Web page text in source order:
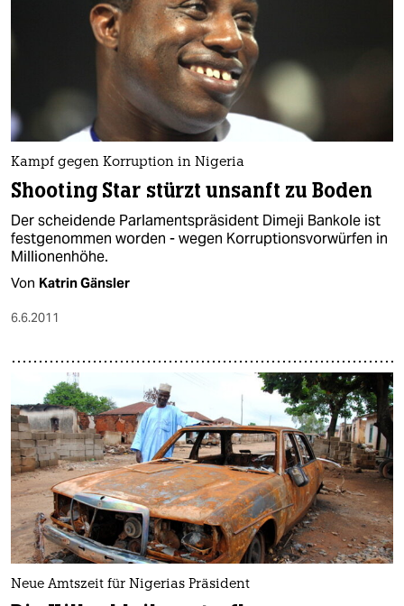
Kampf gegen Korruption in Nigeria
Shooting Star stürzt unsanft zu Boden
Der scheidende Parlamentspräsident Dimeji Bankole ist
festgenommen worden - wegen Korruptionsvorwürfen in
Millionenhöhe.
Von Katrin Gänsler
6.6.2011
Neue Amtszeit für Nigerias Präsident